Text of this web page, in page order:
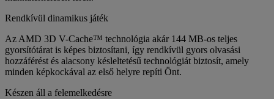
Rendkívül dinamikus játék
Az AMD 3D V-Cache™ technológia akár 144 MB-os teljes
gyorsítótárat is képes biztosítani, így rendkívül gyors olvasási
hozzáférést és alacsony késleltetésű technológiát biztosít, amely
minden képkockával az első helyre repíti Önt.
Készen áll a felemelkedésre